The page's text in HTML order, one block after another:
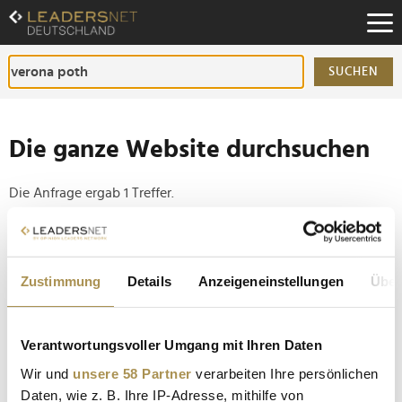
Zustimmung Details Anzeigeneinstellungen
Verantwortungsvoller Umgang mit Ihren Daten
Wir und unsere 58 Partner verarbeiten Ihre persönlichen
Daten, wie z. B. Ihre IP-Adresse, mithilfe von
Zum
Inhalt
Zur
Fußzeilen-
Navigation
SUCHEN
Die ganze Website durchsuchen
Die Anfrage ergab 1 Treffer.
Tipp
Seiten suchen, die genau diese Wortgruppe enthalten:
Super Milf Verona Pooth auf Lesetour